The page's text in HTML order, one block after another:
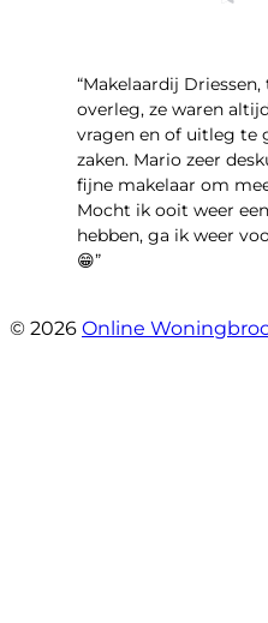
“Makelaardij
overleg, ze waren
vragen en of uitleg te
zaken. Mario zeer
fijne makelaar om
Mocht ik ooit weer
hebben, ga ik weer
😁”
© 2026 Online